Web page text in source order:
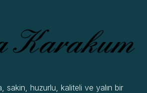
sakin, huzurlu, kaliteli ve yalın bir